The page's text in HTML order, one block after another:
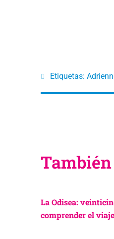
Etiquetas:
La Odisea:
comprender el